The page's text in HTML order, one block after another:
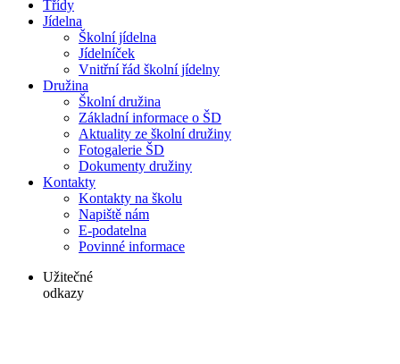
Třídy
Jídelna
Školní jídelna
Jídelníček
Vnitřní řád školní jídelny
Družina
Školní družina
Základní informace o ŠD
Aktuality ze školní družiny
Fotogalerie ŠD
Dokumenty družiny
Kontakty
Kontakty na školu
Napiště nám
E-podatelna
Povinné informace
Užitečné
odkazy